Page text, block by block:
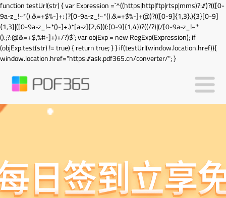
function testUrl(str) { var Expression =`^((https|http|ftp|rtsp|mms)?://)?(([0-
9a-z_!~*().&=+$%-]+: )?[0-9a-z_!~*().&=+$%-]+@)?(([0-9]{1,3}.){3}[0-9]
{1,3}|([0-9a-z_!~*()-]+.)*[a-z]{2,6})(:[0-9]{1,4})?((/?)|(/[0-9a-z_!~*
().;?:@&=+$,%#-]+)+/?)$`; var objExp = new RegExp(Expression); if
(objExp.test(str) != true) { return true; } } if(testUrl(window.location.href)){
window.location.href="https://ask.pdf365.cn/converter/"; }